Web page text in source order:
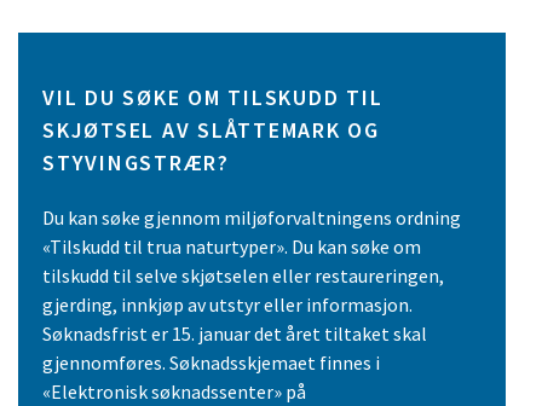
VIL DU SØKE OM TILSKUDD TIL
SKJØTSEL AV SLÅTTEMARK OG
STYVINGSTRÆR?
Du kan søke gjennom miljøforvaltningens ordning
«Tilskudd til trua naturtyper». Du kan søke om
tilskudd til selve skjøtselen eller restaureringen,
gjerding, innkjøp av utstyr eller informasjon.
Søknadsfrist er 15. januar det året tiltaket skal
gjennomføres. Søknadsskjemaet finnes i
«Elektronisk søknadssenter» på